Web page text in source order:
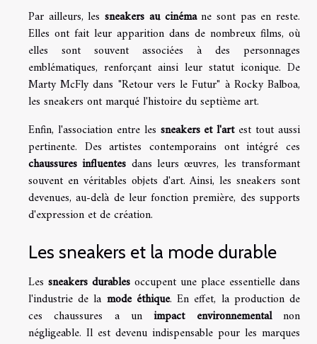
Par ailleurs, lessneakers au cinémane sont pas en reste.
Elles ont fait leur apparition dans de nombreux films, où
elles sont souvent associées à des personnages
emblématiques, renforçant ainsi leur statut iconique. De
Marty McFly dans "Retour vers le Futur" à Rocky Balboa,
les sneakers ont marqué l'histoire du septième art.
Enfin, l'association entre les sneakers et l'artest tout aussi
pertinente. Des artistes contemporains ont intégré ces
chaussures influentes dans leurs œuvres, les transformant
souvent en véritables objets d'art. Ainsi, les sneakers sont
devenues, au-delà de leur fonction première, des supports
d'expression et de création.
Les sneakers et la mode durable
Les sneakers durables occupent une place essentielle dans
l'industrie de la mode éthique. En effet, la production de
ces chaussures a unimpact environnementalnon
négligeable. Il est devenu indispensable pour les marques